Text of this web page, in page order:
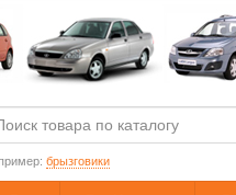
брызговики